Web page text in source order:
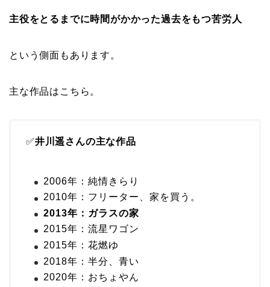
主役をとるまでに時間がかかった過去をもつ苦労人
という側面もあります。
主な作品はこちら。
✅井川遥さんの主な作品
2006年：純情きらり
2010年：フリーター、家を買う。
2013年：ガラスの家
2015年：流星ワゴン
2015年：花燃ゆ
2018年：半分、青い
2020年：おちょやん